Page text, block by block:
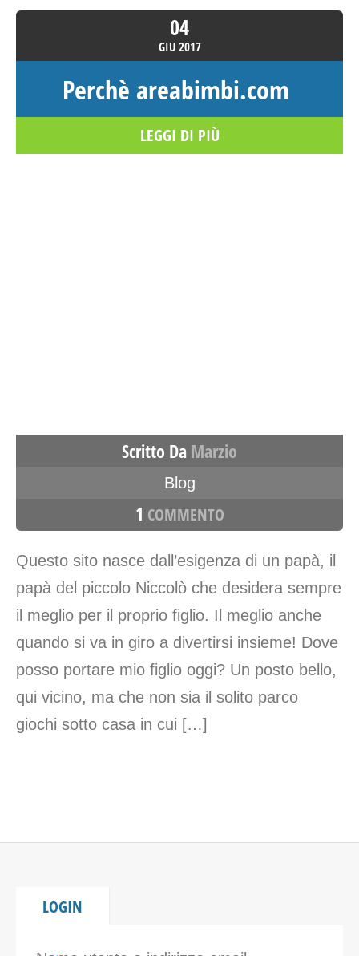
04
GIU 2017
Perchè areabimbi.com
LEGGI DI PIÙ
Scritto Da Marzio
Blog
1 COMMENTO
Questo sito nasce dall’esigenza di un papà, il
papà del piccolo Niccolò che desidera sempre
il meglio per il proprio figlio. Il meglio anche
quando si va in giro a divertirsi insieme! Dove
posso portare mio figlio oggi? Un posto bello,
qui vicino, ma che non sia il solito parco
giochi sotto casa in cui […]
LOGIN